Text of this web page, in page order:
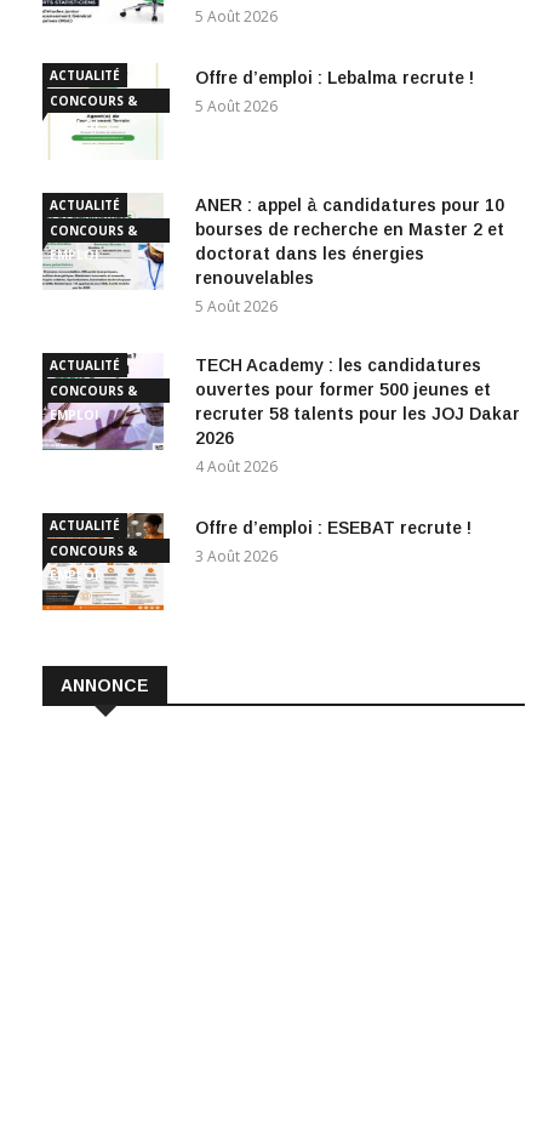
5 Août 2026
ACTUALITÉ
CONCOURS &
EMPLOI
Offre d’emploi : Lebalma recrute !
5 Août 2026
ACTUALITÉ
CONCOURS &
EMPLOI
ANER : appel à candidatures pour 10
bourses de recherche en Master 2 et
doctorat dans les énergies
renouvelables
5 Août 2026
ACTUALITÉ
CONCOURS &
EMPLOI
TECH Academy : les candidatures
ouvertes pour former 500 jeunes et
recruter 58 talents pour les JOJ Dakar
2026
4 Août 2026
ACTUALITÉ
CONCOURS &
EMPLOI
Offre d’emploi : ESEBAT recrute !
3 Août 2026
ANNONCE